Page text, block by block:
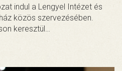
indul a Lengyel Intézet és
közös szervezésében.
keresztül…